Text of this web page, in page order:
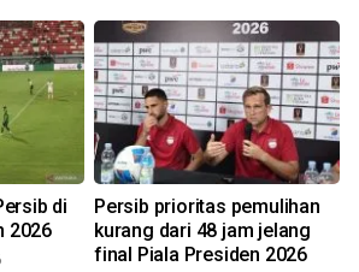
di
2026
Persib prioritas pemulihan
kurang dari 48 jam jelang
final Piala Presiden 2026